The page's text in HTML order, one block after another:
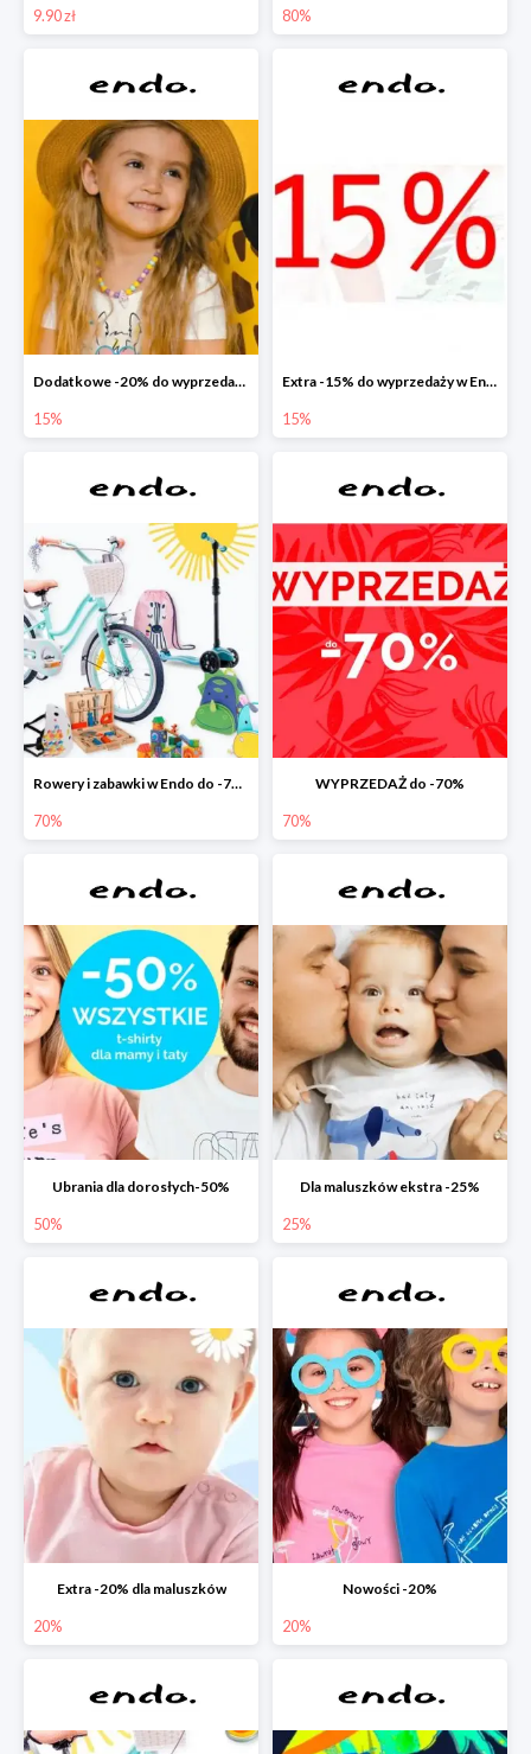
9.90 zł 80%
Dodatkowe -20% do wyprzedaży w Endo
15%
Extra -15% do wyprzedaży w Endo
15%
Rowery i zabawki w Endo do -70%
70%
WYPRZEDAŻ do -70%
70%
Ubrania dla dorosłych-50%
50%
Dla maluszków ekstra -25%
25%
Extra -20% dla maluszków
20%
Nowości -20%
20%